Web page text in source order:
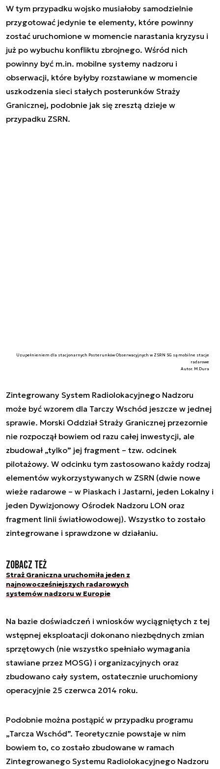
W tym przypadku wojsko musiałoby samodzielnie
przygotować jedynie te elementy, które powinny
zostać uruchomione w momencie narastania kryzysu i
już po wybuchu konfliktu zbrojnego. Wśród nich
powinny być m.in. mobilne systemy nadzoru i
obserwacji, które byłyby rozstawiane w momencie
uszkodzenia sieci stałych posterunków Straży
Granicznej, podobnie jak się zresztą dzieje w
przypadku ZSRN.
Uzupełnieniem dla stacjonarnych Posterunków Obserwacyjnych w ZSRN SG są mobilne stacje
radarowe
Autor. M.Dura
Zintegrowany System Radiolokacyjnego Nadzoru
może być wzorem dla Tarczy Wschód jeszcze w jednej
sprawie. Morski Oddział Straży Granicznej przezornie
nie rozpoczął bowiem od razu całej inwestycji, ale
zbudował „tylko” jej fragment – tzw. odcinek
pilotażowy. W odcinku tym zastosowano każdy rodzaj
elementów wykorzystywanych w ZSRN (dwie nowe
wieże radarowe – w Piaskach i Jastarni, jeden Lokalny i
jeden Dywizjonowy Ośrodek Nadzoru LON oraz
fragment linii światłowodowej). Wszystko to zostało
zintegrowane i sprawdzone w działaniu.
Zobacz też
Straż Graniczna uruchomiła jeden z
najnowocześniejszych radarowych
systemów nadzoru w Europie
Na bazie doświadczeń i wniosków wyciągniętych z tej
wstępnej eksploatacji dokonano niezbędnych zmian
sprzętowych (nie wszystko spełniało wymagania
stawiane przez MOSG) i organizacyjnych oraz
zbudowano cały system, ostatecznie uruchomiony
operacyjnie 25 czerwca 2014 roku.
Podobnie można postąpić w przypadku programu
„Tarcza Wschód”. Teoretycznie powstaje w nim
bowiem to, co zostało zbudowane w ramach
Zintegrowanego Systemu Radiolokacyjnego Nadzoru